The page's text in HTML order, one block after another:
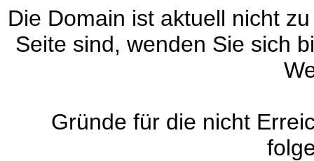
Die Domain ist aktuell nicht
Seite sind, wenden Sie sich
Gründe für die nicht